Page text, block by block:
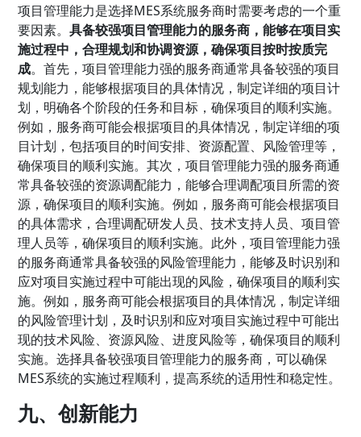
项目管理能力是选择MES系统服务商时需要考虑的一个重
要因素。具备较强项目管理能力的服务商，能够在项目实
施过程中，合理规划和协调资源，确保项目按时按质完
成。首先，项目管理能力强的服务商通常具备较强的项目
规划能力，能够根据项目的具体情况，制定详细的项目计
划，明确各个阶段的任务和目标，确保项目的顺利实施。
例如，服务商可能会根据项目的具体情况，制定详细的项
目计划，包括项目的时间安排、资源配置、风险管理等，
确保项目的顺利实施。其次，项目管理能力强的服务商通
常具备较强的资源调配能力，能够合理调配项目所需的资
源，确保项目的顺利实施。例如，服务商可能会根据项目
的具体需求，合理调配研发人员、技术支持人员、项目管
理人员等，确保项目的顺利实施。此外，项目管理能力强
的服务商通常具备较强的风险管理能力，能够及时识别和
应对项目实施过程中可能出现的风险，确保项目的顺利实
施。例如，服务商可能会根据项目的具体情况，制定详细
的风险管理计划，及时识别和应对项目实施过程中可能出
现的技术风险、资源风险、进度风险等，确保项目的顺利
实施。选择具备较强项目管理能力的服务商，可以确保
MES系统的实施过程顺利，提高系统的适用性和稳定性。
九、创新能力